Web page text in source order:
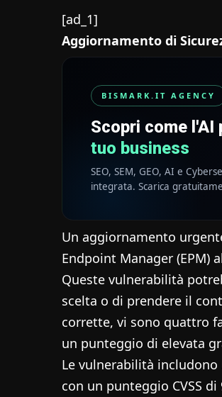
[ad_1]
Aggiornamento di
BISMARK.IT AGENCY
Scopri come
tuo business
SEO, SEM, GEO, AI e
integrata. Scarica
Un aggiornamento
Endpoint Manager
Queste vulnerabilità
scelta o di prendere il
corrette, vi sono quattro
un punteggio di elevata
Le vulnerabilità includono
con un punteggio CVSS